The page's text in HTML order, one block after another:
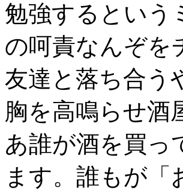
勉強するという
の呵責なんぞを
友達と落ち合う
胸を高鳴らせ酒
あ誰が酒を買っ
ます。誰もが「